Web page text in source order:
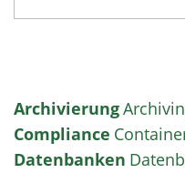
Archivierung
Compliance
Datenbanken